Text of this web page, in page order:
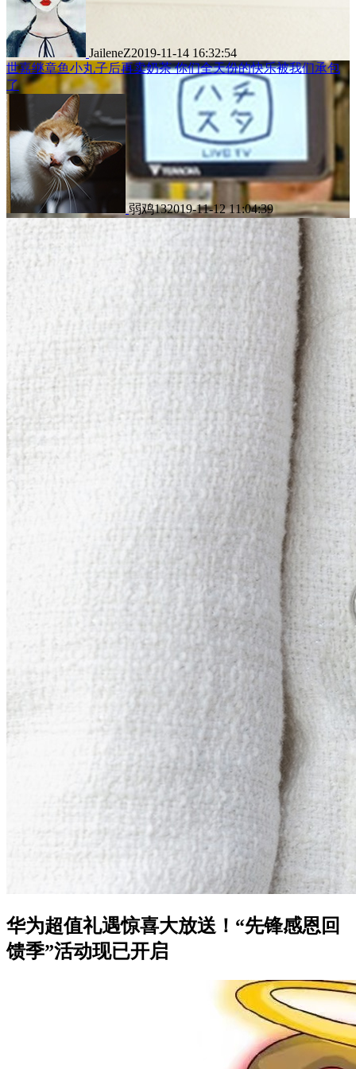
JaileneZ2019-11-14 16:32:54
世嘉继章鱼小丸子后再卖奶茶 你们全天份的快乐被我们承包
了
弱鸡132019-11-12 11:04:39
华为超值礼遇惊喜大放送！“先锋感恩回
馈季”活动现已开启